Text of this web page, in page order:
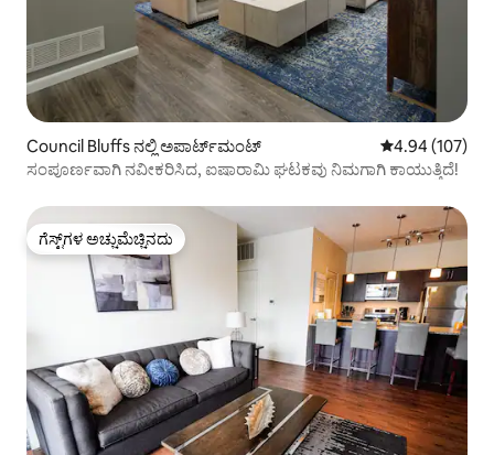
Council Bluffs ನಲ್ಲಿ ಅಪಾರ್ಟ್‌ಮಂಟ್ 5 ರಲ್ಲಿ 4.94
4.94 (107)
ಸಂಪೂರ್ಣವಾಗಿ ನವೀಕರಿಸಿದ, ಐಷಾರಾಮಿ ಘಟಕವು ನಿಮಗಾಗಿ ಕಾಯುತ್ತಿದೆ!
ಗೆಸ್ಟ್‌ಗಳ ಅಚ್ಚುಮೆಚ್ಚಿನದು
ಗೆಸ್ಟ್‌ಗಳ ಅಚ್ಚುಮೆಚ್ಚಿನದು